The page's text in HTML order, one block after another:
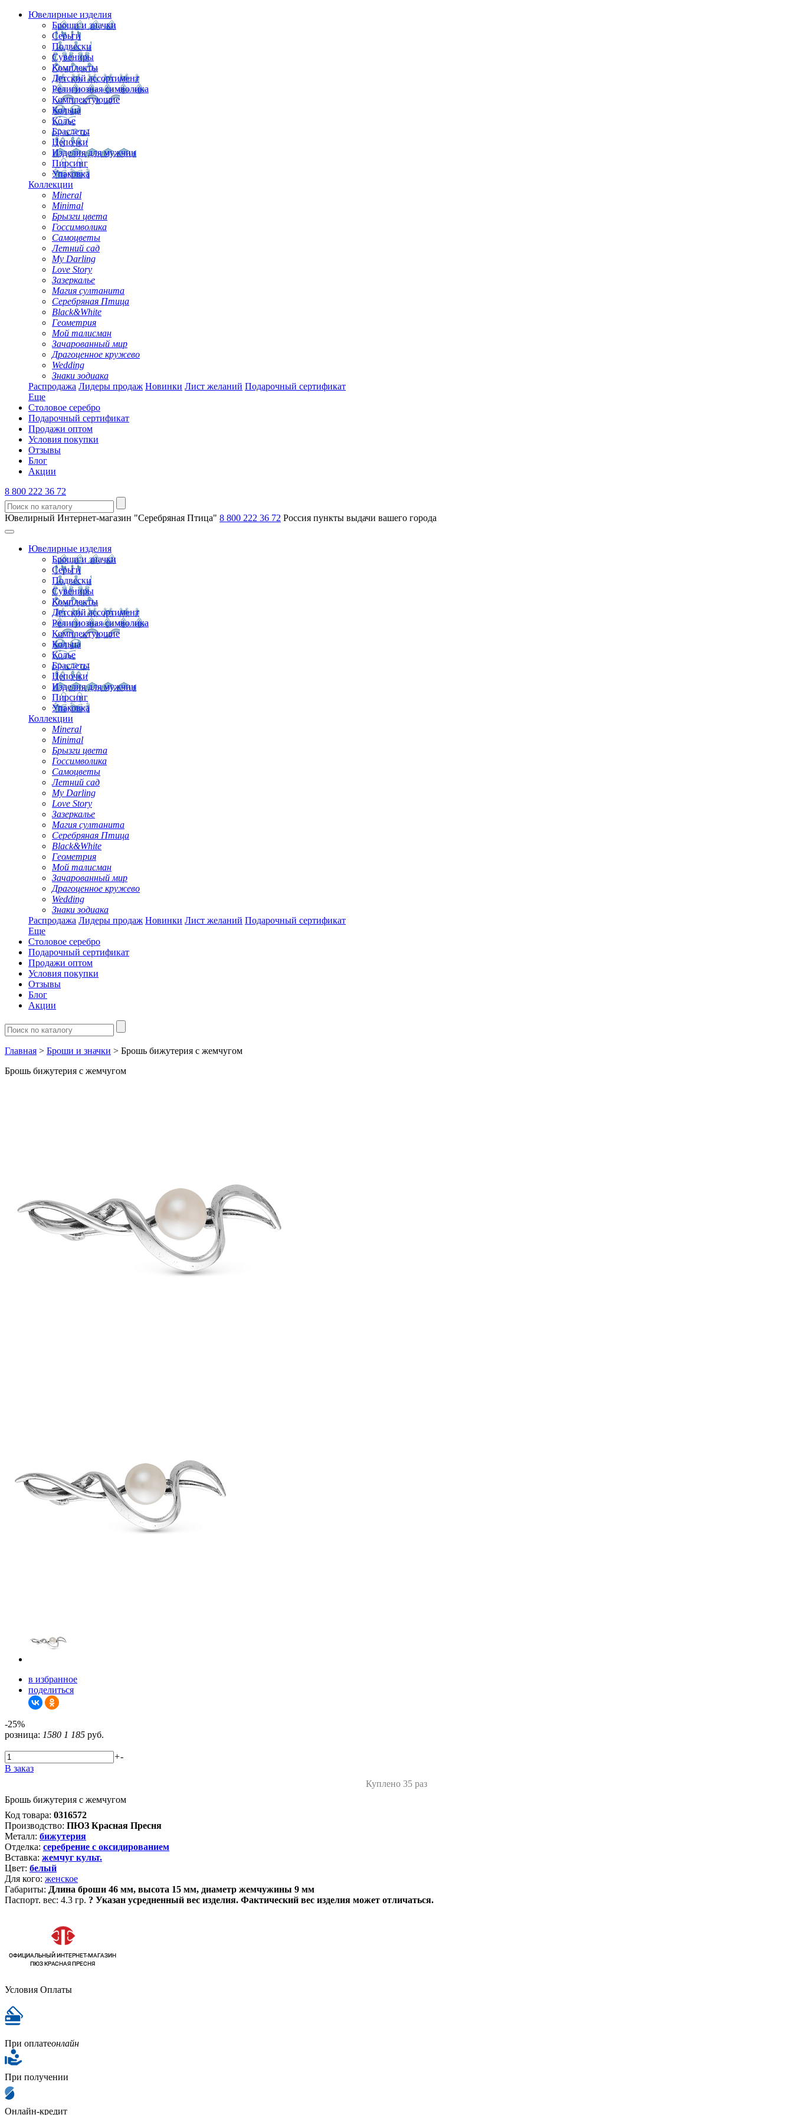
Ювелирные изделия
Броши и значки
Серьги
Подвески
Сувениры
Комплекты
Детский ассортимент
Религиозная символика
Комплектующие
Кольца
Колье
Браслеты
Цепочки
Изделия для мужчин
Пирсинг
Упаковка
Коллекции
Mineral
Minimal
Брызги цвета
Госсимволика
Самоцветы
Летний сад
My Darling
Love Story
Зазеркалье
Магия султанита
Серебряная Птица
Black&White
Геометрия
Мой талисман
Зачарованный мир
Драгоценное кружево
Wedding
Знаки зодиака
Распродажа Лидеры продаж Новинки Лист желаний Подарочный сертификат
Еще
Столовое серебро
Подарочный сертификат
Продажи оптом
Условия покупки
Отзывы
Блог
Акции
8 800 222 36 72
Ювелирный Интернет-магазин "Серебряная Птица" 8 800 222 36 72 Россия пункты выдачи вашего города
Ювелирные изделия
Броши и значки
Серьги
Подвески
Сувениры
Комплекты
Детский ассортимент
Религиозная символика
Комплектующие
Кольца
Колье
Браслеты
Цепочки
Изделия для мужчин
Пирсинг
Упаковка
Коллекции
Mineral
Minimal
Брызги цвета
Госсимволика
Самоцветы
Летний сад
My Darling
Love Story
Зазеркалье
Магия султанита
Серебряная Птица
Black&White
Геометрия
Мой талисман
Зачарованный мир
Драгоценное кружево
Wedding
Знаки зодиака
Распродажа Лидеры продаж Новинки Лист желаний Подарочный сертификат
Еще
Столовое серебро
Подарочный сертификат
Продажи оптом
Условия покупки
Отзывы
Блог
Акции
Главная > Броши и значки > Брошь бижутерия с жемчугом
Брошь бижутерия с жемчугом
в избранное
поделиться
-25%
розница: 1580 1 185 руб.
+-
В заказ
Куплено 35 раз
Брошь бижутерия с жемчугом
Код товара: 0316572
Производство: ПЮЗ Красная Пресня
Металл: бижутерия
Отделка: серебрение с оксидированием
Вставка: жемчуг культ.
Цвет: белый
Для кого: женское
Габариты: Длина броши 46 мм, высота 15 мм, диаметр жемчужины 9 мм
Паспорт. вес: 4.3 гр. ? Указан усредненный вес изделия. Фактический вес изделия может отличаться.
Условия Оплаты
При оплатеонлайн
При получении
Онлайн-кредит